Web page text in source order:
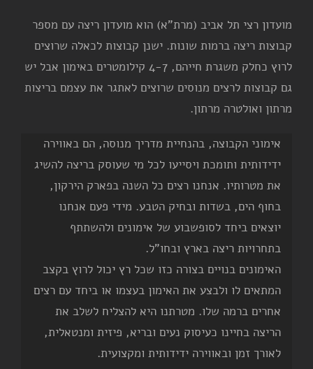
מועדון רצי תל אביב (מרת"א) הוא מועדון ריצה עם מספר
קבוצות ריצה ברמות שונות. ישנן קבוצות לכאלה שרוצים
לרוץ כחלק משגרת חייהם, 4-7 קילומטרים באימון אבל יש
גם קבוצות לרצים מנוסים שרוצים לאתגר את עצמם בריצות
מרתון ואולטרה מרתון.
אימוני הקבוצה, בהנחיית מדריך מנוסה, הם באווירה
ידידותית ותומכת ויסייעו לכל מי שעוסק בריצה להשיג
את מטרותיו. אנחנו רצים כל השנה בפארק הירקון,
בחוף הים, בשדות ובחיק הטבע. מידי פעם אנחנו
יוצאים ביחד לסופשבוע של אימונים ולהשתתף
בתחרויות ריצה בארץ ובחו"ל.
האימונים בנויים בצורה כזו שכל רץ יכול לרוץ בקצב
המתאים לו ולבצע את האימון בעצמו או ביחד עם רצים
אחרים ברמה שלו. מטרתנו היא להצליח לשלב את
הריצה בחיינו כעיסוק נעים ובריא, פיזית ומנטאלית,
לאורך זמן ובאווירה ידידותית ומקצועית.